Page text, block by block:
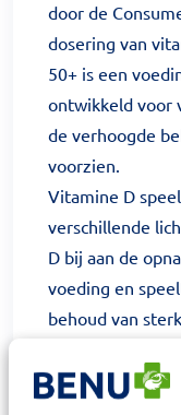
door de
dosering van
50+ is een
ontwikkeld voor
de verhoogde
voorzien.
Vitamine D
verschillende
D bij aan de
voeding en
behoud van
de spieren.